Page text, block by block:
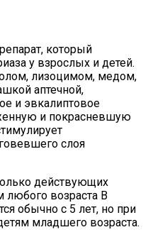
который
у взрослых и детей.
лизоцимом, медом,
аптечной,
и эвкалиптовое
и покрасневшую
слоя
действующих
любого возраста В
обычно с 5 лет, но при
младшего возраста.